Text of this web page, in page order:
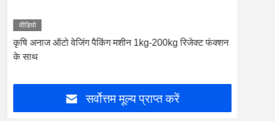
वीडियो
कृषि अनाज ऑटो वेजिंग पैकिंग मशीन 1kg-200kg रिजेक्ट फंक्शन
के साथ
सर्वोत्तम मूल्य प्राप्त करें